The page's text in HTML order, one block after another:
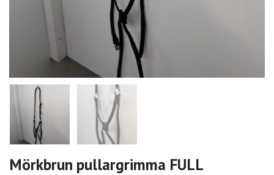
Mörkbrun pullargrimma FULL